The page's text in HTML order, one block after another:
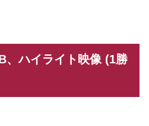
、ハイライト映像 (1勝